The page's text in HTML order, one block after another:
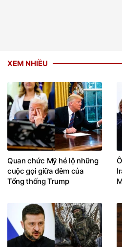
XEM NHIỀU
Quan chức Mỹ hé lộ những
cuộc gọi giữa đêm của
Tổng thống Trump